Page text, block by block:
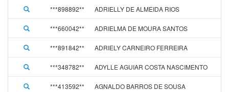
***898892** ADRIELLY DE ALMEIDA RIOS
***660042** ADRIELMA DE MOURA SANTOS
***891842** ADRIELY CARNEIRO FERREIRA
***348782** ADYLLE AGUIAR COSTA NASCIMENTO
***413592** AGNALDO BARROS DE SOUSA